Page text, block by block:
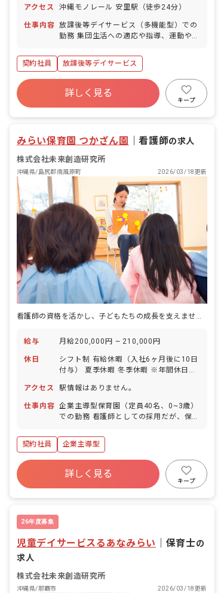
アクセス 沖縄モノレール 安里駅（徒歩24分）
仕事内容 放課後等デイサービス（多機能型）での
勤務 集団生活への適応や指導、運動や遊
連携、サービス提供記録等の書類作成、
送迎
契約社員 放課後等デイサービス
詳しく見る
キープ
みらい保育園 つかざん園 ｜看護師の求人
株式会社未来創造研究所
沖縄県/島尻郡南風原町 2026/03/18更新
看護師の資格を活かし、子どもたちの成長を支えませんか？あなたの温かい心が輝く場所です。
給与 月給200,000円 ~ 210,000円
休日
シフト制 有給休暇（入社6ヶ月後に10日
付与） 夏季休暇 冬季休暇 ※年間休日
アクセス
駅情報はありません。
仕事内容 企業主導型保育園（定員40名、0~3歳）
での勤務 看護師としての採用だが、保育
急な体調不良児が出た際に看護業務を行
うこともある
契約社員 企業主導型
詳しく見る
キープ
26年度募集
児童デイサービスるあなみらい 保育士の
求人
株式会社未来創造研究所
沖縄県/那覇市 2026/03/18更新